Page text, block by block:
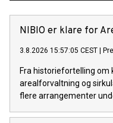
NIBIO er klare for
3.8.2026 15:57:05 CEST
Fra historiefortelling om
arealforvaltning og
flere arrangementer